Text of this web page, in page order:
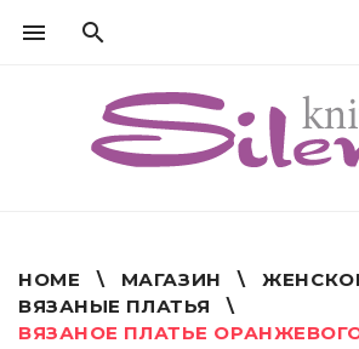
HOME \ МАГАЗИН \
ВЯЗАНЫЕ ПЛАТЬЯ
\
ВЯЗАНОЕ ПЛАТЬЕ